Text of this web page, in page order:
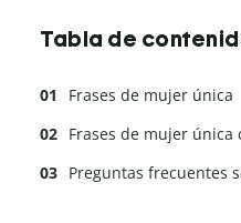
Tabla de
Frases de mujer única
Frases de mujer única
Preguntas frecuentes